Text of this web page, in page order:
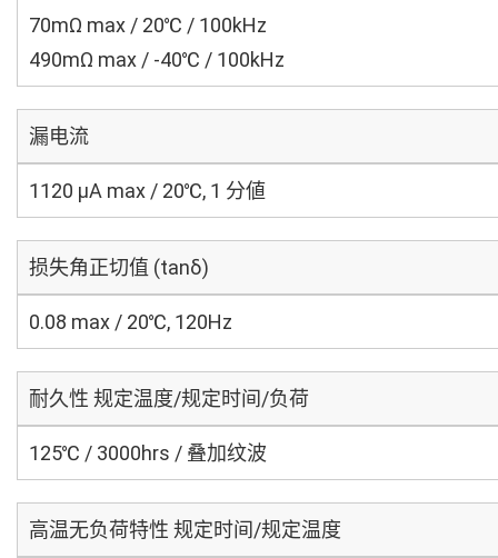
70mΩ max / 20℃ / 100kHz
490mΩ max / -40℃ / 100kHz
漏电流
1120 μA max / 20℃, 1 分値
损失角正切值 (tanδ)
0.08 max / 20℃, 120Hz
耐久性 规定温度/规定时间/负荷
125℃ / 3000hrs / 叠加纹波
高温无负荷特性 规定时间/规定温度